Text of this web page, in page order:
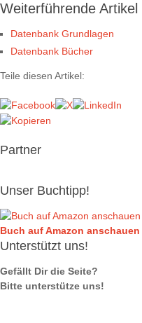
Weiterführende Artikel
Datenbank Grundlagen
Datenbank Bücher
Teile diesen Artikel:
Partner
Unser Buchtipp!
Buch auf Amazon anschauen
Unterstützt uns!
Gefällt Dir die Seite?
Bitte unterstütze uns!